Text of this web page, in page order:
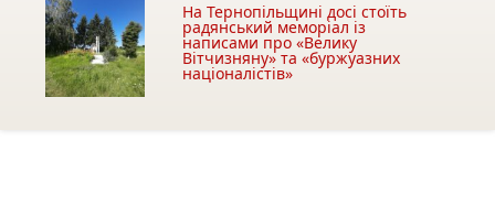
На Тернопільщині досі стоїть
радянський меморіал із
написами про «Велику
Вітчизняну» та «буржуазних
націоналістів»